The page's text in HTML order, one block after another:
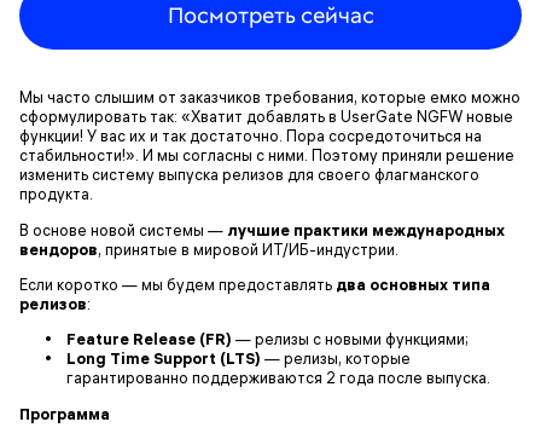
Посмотреть сейчас
Мы часто слышим от заказчиков требования, которые емко можно
сформулировать так: «Хватит добавлять в UserGate NGFW новые
функции! У вас их и так достаточно. Пора сосредоточиться на
стабильности!». И мы согласны с ними. Поэтому приняли решение
изменить систему выпуска релизов для своего флагманского
продукта.
В основе новой системы — лучшие практики международных
вендоров, принятые в мировой ИТ/ИБ-индустрии.
Если коротко — мы будем предоставлять два основных типа
релизов:
Feature Release (FR) — релизы с новыми функциями;
Long Time Support (LTS) — релизы, которые
гарантированно поддерживаются 2 года после выпуска.
Программа